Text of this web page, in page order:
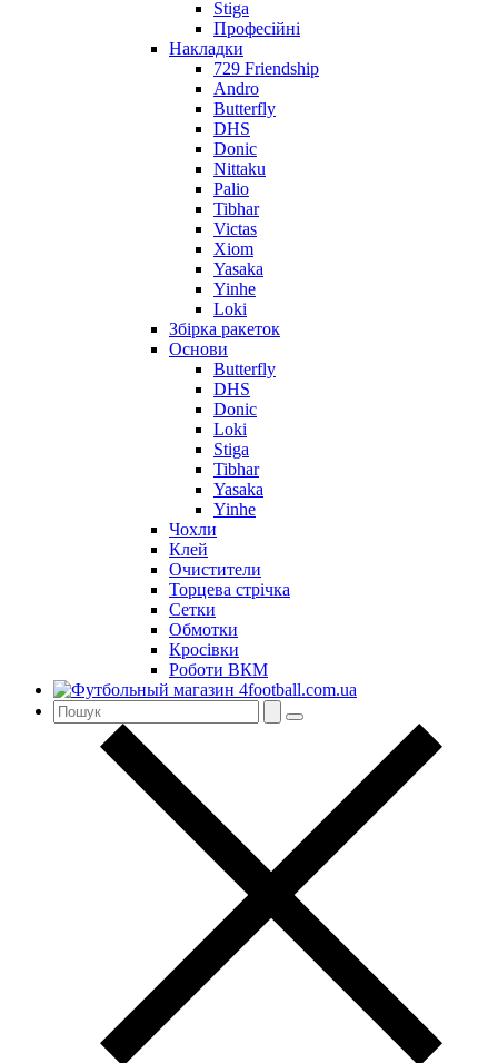
Stiga
Професійні
Накладки
729 Friendship
Andro
Butterfly
DHS
Donic
Nittaku
Palio
Tibhar
Victas
Xiom
Yasaka
Yinhe
Loki
Збірка ракеток
Основи
Butterfly
DHS
Donic
Loki
Stiga
Tibhar
Yasaka
Yinhe
Чохли
Клей
Очистители
Торцева стрічка
Сетки
Обмотки
Кросівки
Роботи ВКМ